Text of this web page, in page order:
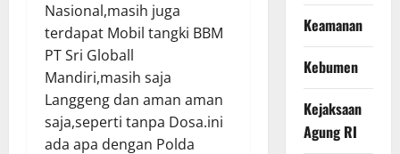
Nasional,masih juga
terdapat Mobil tangki BBM
PT Sri Globall
Mandiri,masih saja
Langgeng dan aman aman
saja,seperti tanpa Dosa.ini
ada apa dengan Polda
Keamanan
Kebumen
Kejaksaan
Agung RI